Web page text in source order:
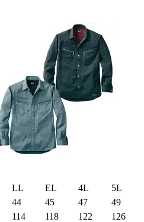
LL EL 4L
5L
44 45 47
49
114 118 122
126